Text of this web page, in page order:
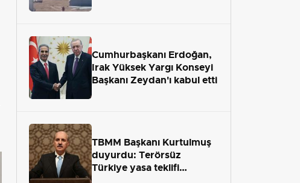
Cumhurbaşkanı Erdoğan,
Irak Yüksek Yargı Konseyi
Başkanı Zeydan'ı kabul etti
TBMM Başkanı Kurtulmuş
duyurdu: Terörsüz
Türkiye yasa teklifi